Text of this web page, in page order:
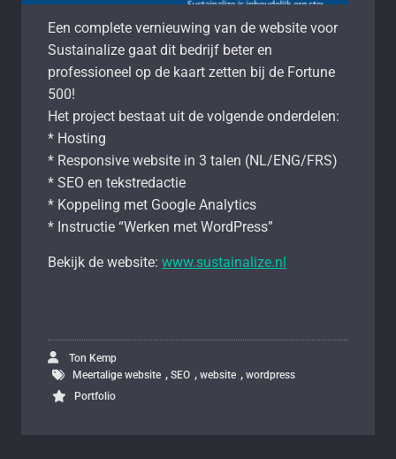
Een complete vernieuwing van de website voor
Sustainalize gaat dit bedrijf beter en
professioneel op de kaart zetten bij de Fortune
500!
Het project bestaat uit de volgende onderdelen:
* Hosting
* Responsive website in 3 talen (NL/ENG/FRS)
* SEO en tekstredactie
* Koppeling met Google Analytics
* Instructie “Werken met WordPress”
Bekijk de website: www.sustainalize.nl
Ton Kemp
Meertalige website , SEO , website , wordpress
Portfolio